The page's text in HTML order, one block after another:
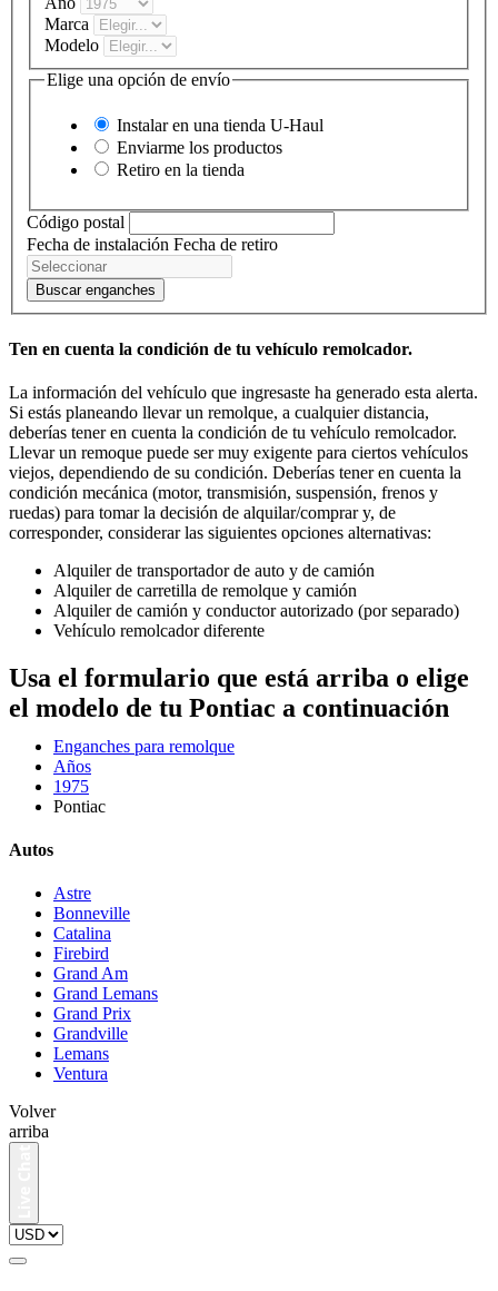
Marca
Modelo
Elige una opción de envío
Instalar en una tienda U-Haul
Enviarme los productos
Retiro en la tienda
Código postal
Fecha de instalación Fecha de retiro
Buscar enganches
Ten en cuenta la condición de tu vehículo remolcador.
La información del vehículo que ingresaste ha generado esta alerta.
Si estás planeando llevar un remolque, a cualquier distancia,
deberías tener en cuenta la condición de tu vehículo remolcador.
Llevar un remoque puede ser muy exigente para ciertos vehículos
viejos, dependiendo de su condición. Deberías tener en cuenta la
condición mecánica (motor, transmisión, suspensión, frenos y
ruedas) para tomar la decisión de alquilar/comprar y, de
corresponder, considerar las siguientes opciones alternativas:
Alquiler de transportador de auto y de camión
Alquiler de carretilla de remolque y camión
Alquiler de camión y conductor autorizado (por separado)
Vehículo remolcador diferente
Usa el formulario que está arriba o elige
el modelo de tu Pontiac a continuación
Enganches para remolque
Años
1975
Pontiac
Autos
Astre
Bonneville
Catalina
Firebird
Grand Am
Grand Lemans
Grand Prix
Grandville
Lemans
Ventura
Volver
arriba